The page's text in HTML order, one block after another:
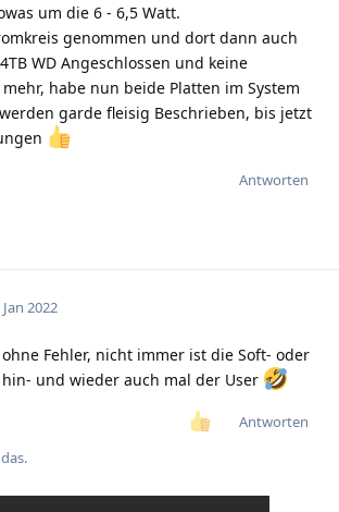
um die 6 - 6,5 Watt.
genommen und dort dann auch
WD Angeschlossen und keine
habe nun beide Platten im System
garde fleisig Beschrieben, bis jetzt
Antworten
Jan 2022
Fehler, nicht immer ist die Soft- oder
und wieder auch mal der User
Antworten
.